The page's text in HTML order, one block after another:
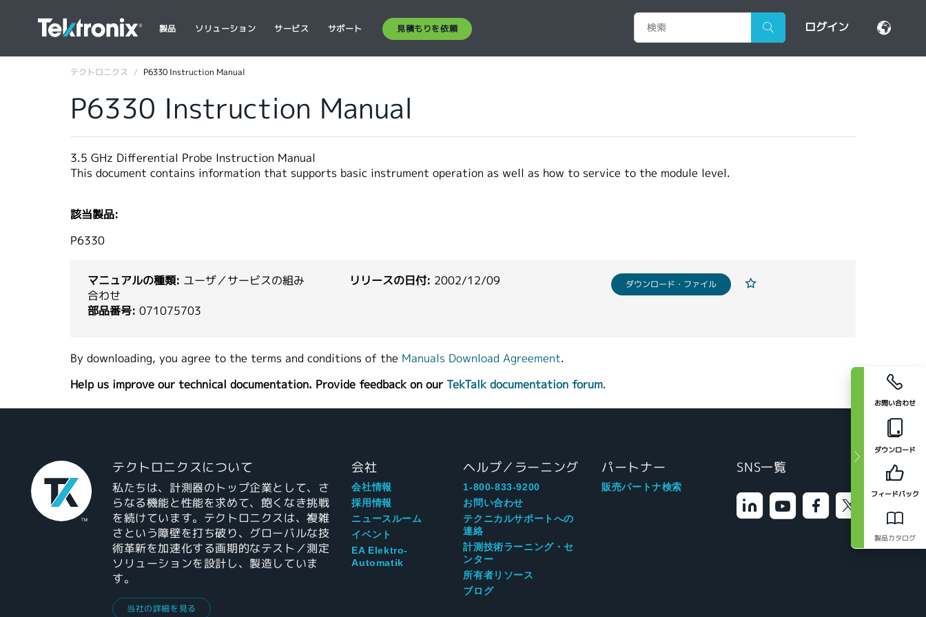
製品 ソリューション サービス サポート 見積もりを依頼 ログイン
お問い合わせ
ダウンロード
フィードバック
製品カタログ
テクトロニクス P6330 Instruction Manual
P6330 Instruction Manual
3.5 GHz Differential Probe Instruction Manual
This document contains information that supports basic instrument operation as well as how to service to the module level.
該当製品:
P6330
マニュアルの種類: ユーザ／サービスの組み
合わせ
部品番号: 071075703
リリースの日付: 2002/12/09 ダウンロード・ファイル
By downloading, you agree to the terms and conditions of the Manuals Download Agreement.
Help us improve our technical documentation. Provide feedback on our TekTalk documentation forum.
テクトロニクスについて
私たちは、計測器のトップ企業として、さ
らなる機能と性能を求めて、飽くなき挑戦
を続けています。テクトロニクスは、複雑
さという障壁を打ち破り、グローバルな技
術革新を加速化する画期的なテスト／測定
ソリューションを設計し、製造していま
す。
当社の詳細を見る
会社
会社情報
採用情報
ニュースルーム
イベント
EA Elektro-
Automatik
ヘルプ／ラーニング
1-800-833-9200
お問い合わせ
テクニカルサポートへの
連絡
計測技術ラーニング・セ
ンター
所有者リソース
ブログ
パートナー
販売パートナ検索
SNS一覧